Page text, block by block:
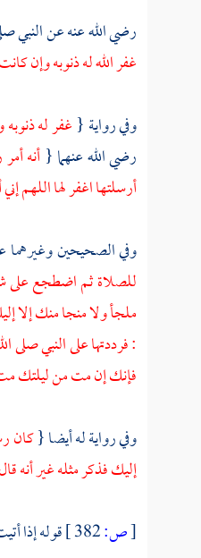
رضي الله عنه عن النبي
غفر الله له ذنوبه وإن
وفي رواية {غفر له
رضي الله عنهما {أنه
أرسلتها اغفر لها
وفي الصحيحين
للصلاة ثم اضطجع على
ملجأ ولا منجا منك إلا
: فرددتها على النبي
فإنك إن مت من ليلتك
وفي رواية له أيضا {كان
إليك فذكر مثله غير أنه
[ص:
قوله إذا